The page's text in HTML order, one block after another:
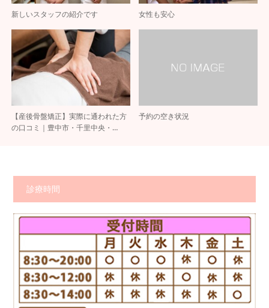
新しいスタッフの紹介です 女性も安心
【産後骨盤矯正】実際に通われた方
の口コミ｜豊中市・千里中央・…
予約の空き状況
診療時間